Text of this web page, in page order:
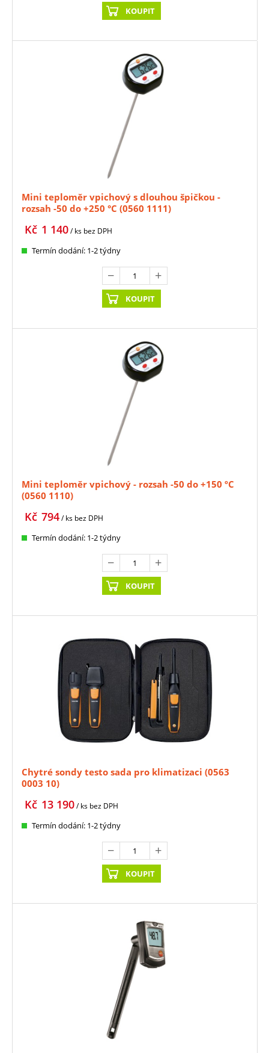
KOUPIT
Mini teploměr vpichový s dlouhou špičkou -
rozsah -50 do +250 °C (0560 1111)
1 140
Kč / ks bez DPH
Termín dodání: 1-2 týdny
KOUPIT
Mini teploměr vpichový - rozsah -50 do +150 ºC
(0560 1110)
794
Kč / ks bez DPH
Termín dodání: 1-2 týdny
KOUPIT
Chytré sondy testo sada pro klimatizaci (0563
0003 10)
13 190
Kč / ks bez DPH
Termín dodání: 1-2 týdny
KOUPIT